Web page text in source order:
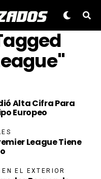
Alta Cifra Para
Europeo
League Tiene
EL EXTERIOR